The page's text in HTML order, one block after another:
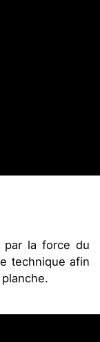
par la force du
technique afin